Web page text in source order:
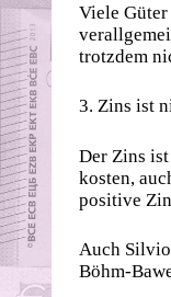
Viele
trotzdem
3. Zins ist
Der Zins
kosten,
positive
Auch
Böhm-